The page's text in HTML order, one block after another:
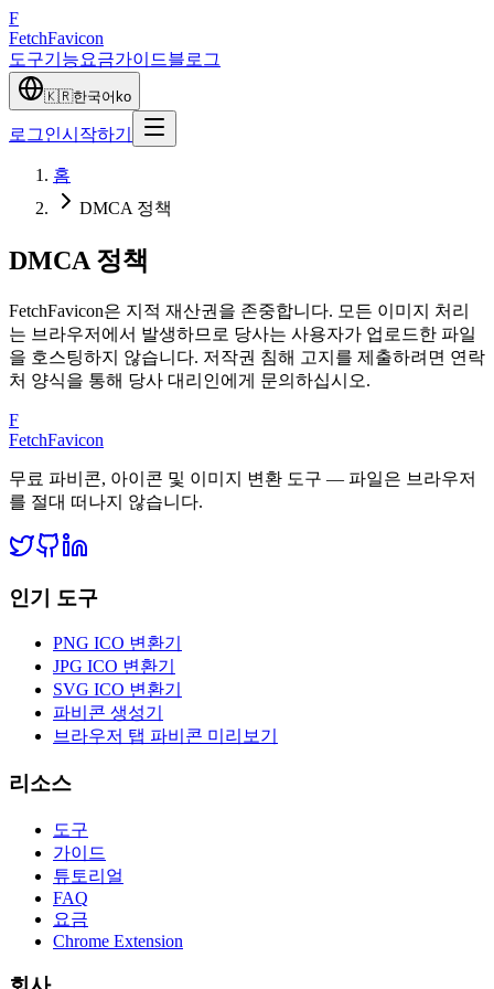
F
FetchFavicon
도구기능요금가이드블로그
🇰🇷한국어 ko
로그인시작하기
홈
DMCA 정책
DMCA 정책
FetchFavicon은 지적 재산권을 존중합니다. 모든 이미지 처리
는 브라우저에서 발생하므로 당사는 사용자가 업로드한 파일
을 호스팅하지 않습니다. 저작권 침해 고지를 제출하려면 연락
처 양식을 통해 당사 대리인에게 문의하십시오.
F
FetchFavicon
무료 파비콘, 아이콘 및 이미지 변환 도구 — 파일은 브라우저
를 절대 떠나지 않습니다.
인기 도구
PNG ICO 변환기
JPG ICO 변환기
SVG ICO 변환기
파비콘 생성기
브라우저 탭 파비콘 미리보기
리소스
도구
가이드
튜토리얼
FAQ
요금
Chrome Extension